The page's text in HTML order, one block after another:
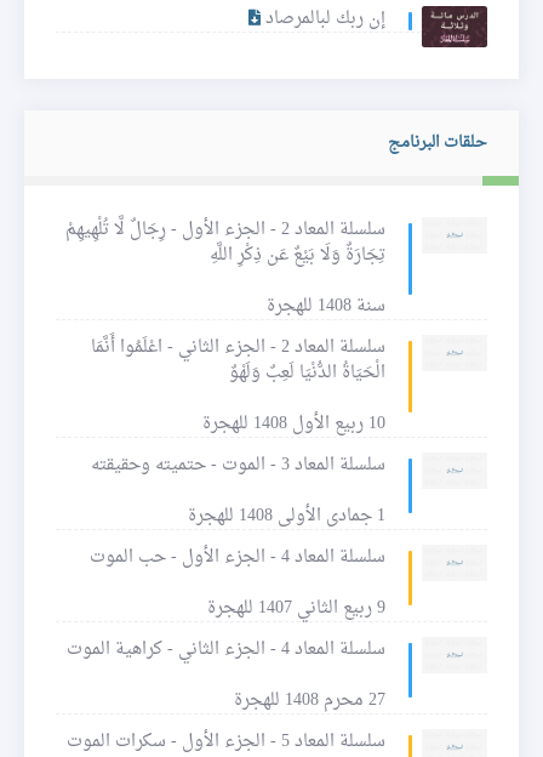
إن ربك لبالمرصاد
حلقات البرنامج
سلسلة المعاد 2 - الجزء الأول - رِجَالٌ لَّا تُلْهِيهِمْ
تِجَارَةٌ وَلَا بَيْعٌ عَن ذِكْرِ اللَّهِ
سنة 1408 للهجرة
سلسلة المعاد 2 - الجزء الثاني - اعْلَمُوا أَنَّمَا
الْحَيَاةُ الدُّنْيَا لَعِبٌ وَلَهْوٌ
10 ربيع الأول 1408 للهجرة
سلسلة المعاد 3 - الموت - حتميته وحقيقته
1 جمادى الأولى 1408 للهجرة
سلسلة المعاد 4 - الجزء الأول - حب الموت
9 ربيع الثاني 1407 للهجرة
سلسلة المعاد 4 - الجزء الثاني - كراهية الموت
27 محرم 1408 للهجرة
سلسلة المعاد 5 - الجزء الأول - سكرات الموت